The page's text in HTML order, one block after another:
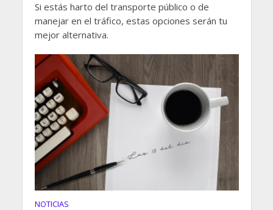
Si estás harto del transporte público o de
manejar en el tráfico, estas opciones serán tu
mejor alternativa.
NOTICIAS